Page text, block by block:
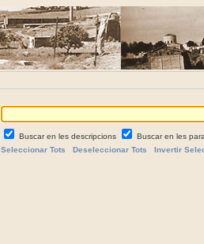
Buscar en les descripcions
Buscar en les
Seleccionar Tots
Deseleccionar Tots Invertir